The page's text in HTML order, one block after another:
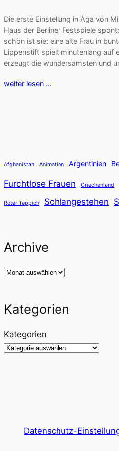
Die erste Einstellung in Ága von
Haus der Berliner Festspiele
schön ist sie: eine alte Frau in
Lippenstift spielt minutenlang auf
erzeugt die wundersamsten und
weiter lesen …
Afghanistan Animation Argentinien
Furchtlose Frauen Griechenland
Roter Teppich Schlangestehen
Archive
Archiv
Kategorien
Kategorien
Datenschutz-